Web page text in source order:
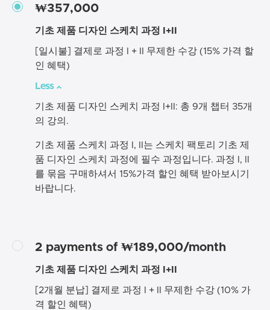
₩357,000
기초 제품 디자인 스케치 과정 I+II
[일시불] 결제로 과정 I + II 무제한 수강 (15% 가격 할
인 혜택)
Less
기초 제품 디자인 스케치 과정 I+II: 총 9개 챕터 35개
의 강의.
기초 제품 스케치 과정 I, II는 스케치 팩토리 기초 제
품 디자인 스케치 과정에 필수 과정입니다. 과정 I, II
를 묶음 구매하셔서 15%가격 할인 혜택 받아보시기
바랍니다.
2 payments of ₩189,000/month
기초 제품 디자인 스케치 과정 I+II
[2개월 분납] 결제로 과정 I + II 무제한 수강 (10% 가
격 할인 혜택)